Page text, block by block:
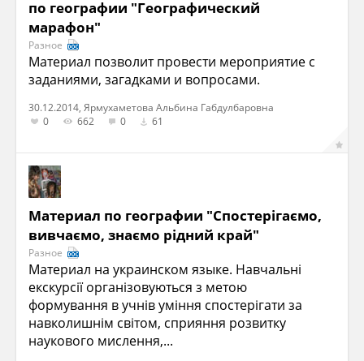
по географии "Географический
марафон"
Разное
Материал позволит провести мероприятие с
заданиями, загадками и вопросами.
30.12.2014, Ярмухаметова Альбина Габдулбаровна
0
662 0 61
Материал по географии "Спостерігаємо,
вивчаємо, знаємо рідний край"
Разное
Материал на украинском языке. Навчальні
екскурсії організовуються з метою
формування в учнів уміння спостерігати за
навколишнім світом, сприяння розвитку
наукового мислення,...